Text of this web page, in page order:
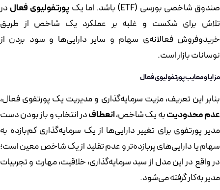
صندوق شاخصی بورسی (ETF) باشد. اما یک
پورتفولیوی فعال در
تلاش برای شکست و غلبه بر عملکرد یک شاخص از طریق
خریدوفروش فعالانه‌ی سهام و سایر دارایی‌ها و سود بردن از
نوسانات بازار است.
مزایا و معایب پورتفولیوی فعال
بنابر این تعریف، مزیت سرمایه‌گذاری و مدیریت یک پورتفوی فعال،
عدم محدودیتبه یک شاخص،انعطافدر انتخاب و باز بودن دست
مدیر پورتفوی برای تغییر دارایی‌ها از یک سرمایه‌گذاری کم‌بازده به
سهام یا دارایی‌های پربازده‌تر و عدم تقلید از یک شاخص معین است؛
در واقع در این مدل از سبد سرمایه‌گذاری، خلاقیت، مهارت و تجربیات
مدیر به‌کار گرفته می‌شود.